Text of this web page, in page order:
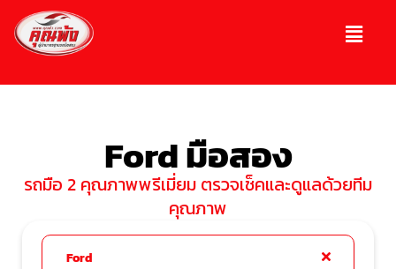
Ford มือสอง
รถมือ 2 คุณภาพพรีเมี่ยม ตรวจเช็คและดูแลด้วยทีม
คุณภาพ
Ford